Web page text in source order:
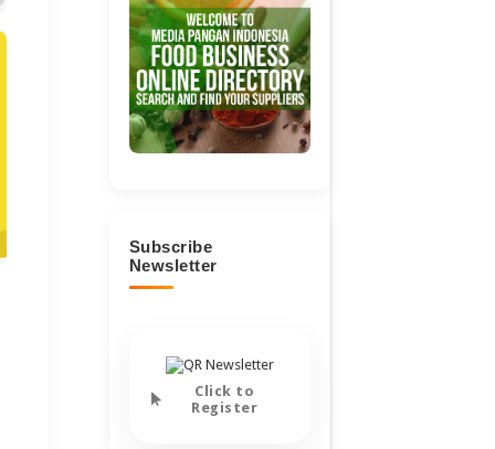
Subscribe
Newsletter
Click to
Register